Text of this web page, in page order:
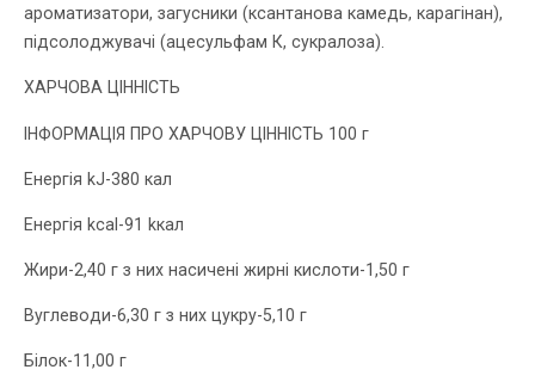
ароматизатори, загусники (ксантанова камедь, карагінан),
підсолоджувачі (ацесульфам К, сукралоза).
ХАРЧОВА ЦІННІСТЬ
ІНФОРМАЦІЯ ПРО ХАРЧОВУ ЦІННІСТЬ 100 г
Енергія kJ-380 кал
Енергія kcal-91 kкал
Жири-2,40 г з них насичені жирні кислоти-1,50 г
Вуглеводи-6,30 г з них цукру-5,10 г
Білок-11,00 г